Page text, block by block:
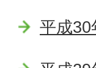
平成30